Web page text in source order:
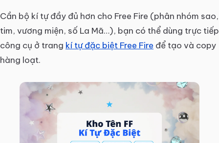
˗ˏˋ ★ ˎˊ˗
₊˚.༄🌊₊˚.༄
✧₊⁺ ⏾⋆.˚ ⋆.˚ ☾⭒.
(๑•́ -•̀)
⊹ ₊ ⟡ ⋆ -⊹₊⟡⋆ ღ… ཐི ྐ❤︎ ཋྀ
☠︎︎ ⋆₊ ♱
ᯓ★🎸
🎸⋆⭒˚｡⋆
⋆⁺₊❅. 🧑🏾‍❤️‍🧑🏿 🧑🏿‍❤️‍🧑🏾
👩🏿‍❤️‍👩🏾
👩🏾‍❤️‍👩🏿 👨🏿‍❤️‍👨🏾
𓆩☠︎︎𓆪
︎ ☠︎︎ ྀི ☣︎☠︎☣︎ ☠︎☠︎
☠︎︎ ☠︎︎
༺𓆩✮𓆪༻
☠☣︎ ⚔️ ♡ ︎ 💀☠︎︎
⋆˚✿˖°
Cần bộ kí tự đầy đủ hơn cho Free Fire (phân nhóm sao,
tim, vương miện, số La Mã…), bạn có thể dùng trực tiếp
công cụ ở trang kí tự đặc biệt Free Fire để tạo và copy
hàng loạt.